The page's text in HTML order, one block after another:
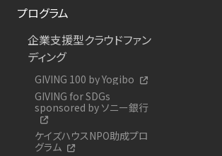
プログラム
企業支援型クラウドファン
ディング
GIVING 100 by Yogibo
GIVING for SDGs
sponsored by ソニー銀行
ケイズハウスNPO助成プロ
グラム